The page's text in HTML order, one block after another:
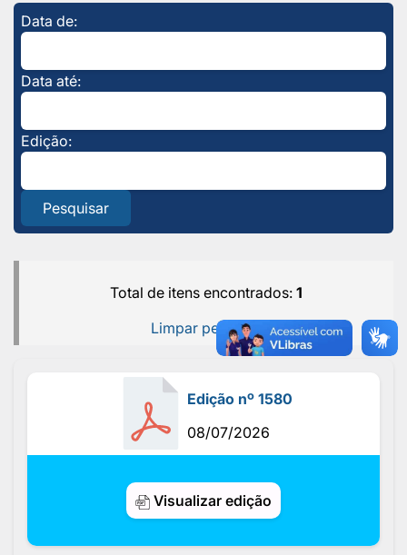
Data de:
Data até:
Edição:
Pesquisar
Total de itens encontrados: 1
Limpar pesquisa
Edição nº 1580
08/07/2026
Visualizar edição